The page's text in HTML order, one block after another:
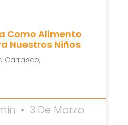
Como Alimento
Nuestros Niños
Carrasco,
3 De Marzo